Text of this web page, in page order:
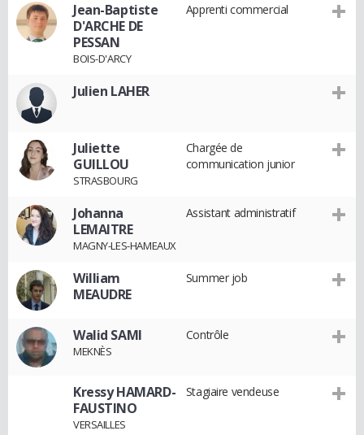
Jean-Baptiste
D'ARCHE DE
PESSAN
BOIS-D'ARCY
Apprenti commercial
Julien LAHER
Juliette
GUILLOU
STRASBOURG
Chargée de
communication junior
Johanna
LEMAITRE
MAGNY-LES-HAMEAUX
Assistant administratif
William
MEAUDRE
Summer job
Walid SAMI
MEKNÈS
Contrôle
Kressy HAMARD-
FAUSTINO
VERSAILLES
Stagiaire vendeuse